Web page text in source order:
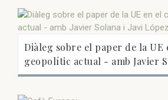
Diàleg sobre el paper de la UE
geopolític actual - amb Javier